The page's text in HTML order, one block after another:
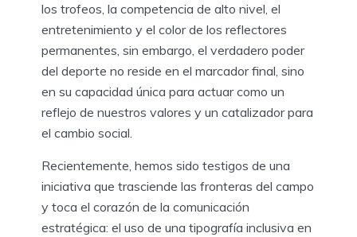
los trofeos, la competencia de alto nivel, el
entretenimiento y el color de los reflectores
permanentes, sin embargo, el verdadero poder
del deporte no reside en el marcador final, sino
en su capacidad única para actuar como un
reflejo de nuestros valores y un catalizador para
el cambio social.
Recientemente, hemos sido testigos de una
iniciativa que trasciende las fronteras del campo
y toca el corazón de la comunicación
estratégica: el uso de una tipografía inclusiva en